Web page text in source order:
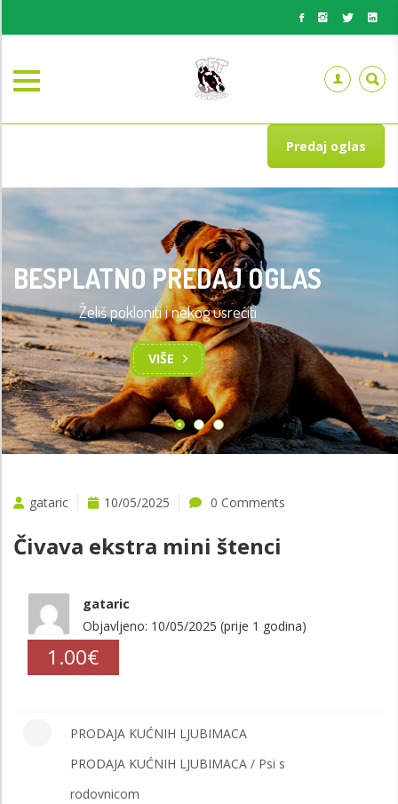
Predaj oglas
BESPLATNO PREDAJ OGLAS
Želiš pokloniti i nekog usrećiti
VIŠE
gataric 10/05/2025 0 Comments
Čivava ekstra mini štenci
gataric
Objavljeno: 10/05/2025 (prije 1 godina)
1.00€
PRODAJA KUĆNIH LJUBIMACA
PRODAJA KUĆNIH LJUBIMACA / Psi s
rodovnicom